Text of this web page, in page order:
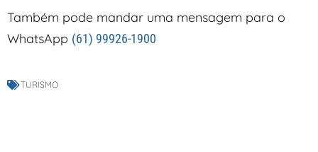
Também pode mandar uma mensagem para o
WhatsApp (61) 99926-1900
TURISMO